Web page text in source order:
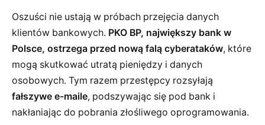
Oszuści nie ustają w próbach przejęcia danych
klientów bankowych. PKO BP, największy bank w
Polsce, ostrzega przed nową falą cyberataków, które
mogą skutkować utratą pieniędzy i danych
osobowych. Tym razem przestępcy rozsyłają
fałszywe e-maile, podszywając się pod bank i
nakłaniając do pobrania złośliwego oprogramowania.